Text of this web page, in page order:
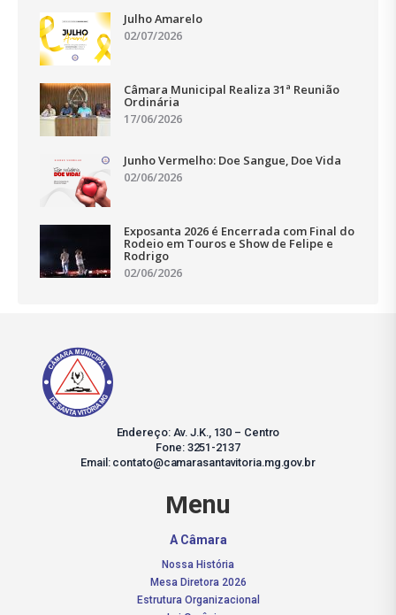
Julho Amarelo
02/07/2026
Câmara Municipal Realiza 31ª Reunião
Ordinária
17/06/2026
Junho Vermelho: Doe Sangue, Doe Vida
02/06/2026
Exposanta 2026 é Encerrada com Final do
Rodeio em Touros e Show de Felipe e
Rodrigo
02/06/2026
Endereço: Av. J.K., 130 – Centro
Fone: 3251-2137
Email: contato@camarasantavitoria.mg.gov.br
Menu
A Câmara
Nossa História
Mesa Diretora 2026
Estrutura Organizacional